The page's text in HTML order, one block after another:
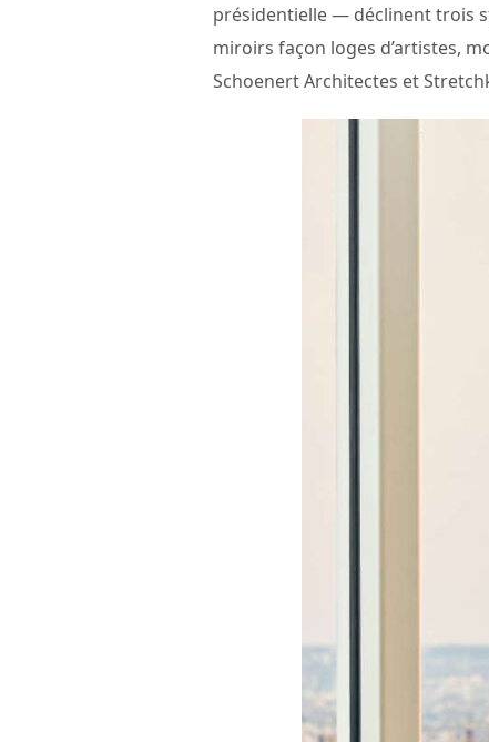
présidentielle — déclinent trois
miroirs façon loges d’artistes,
Schoenert Architectes et